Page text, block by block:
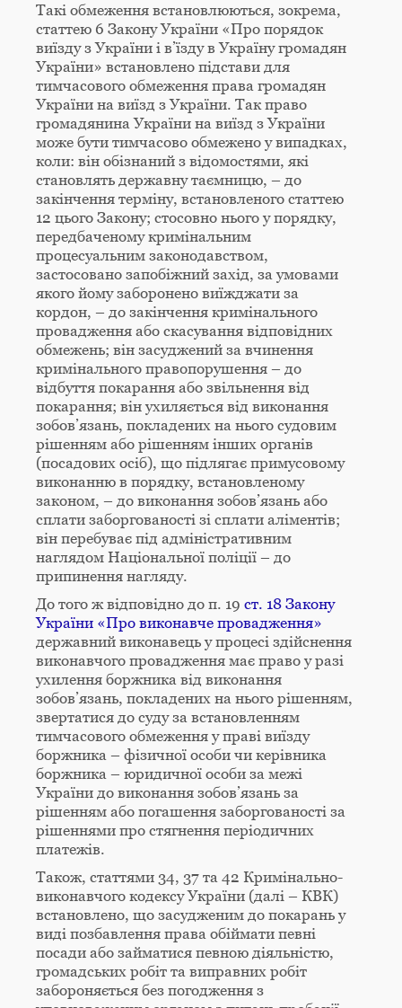
Такі обмеження встановлюються, зокрема,
статтею 6 Закону України «Про порядок
виїзду з України і в’їзду в Україну громадян
України» встановлено підстави для
тимчасового обмеження права громадян
України на виїзд з України. Так право
громадянина України на виїзд з України
може бути тимчасово обмежено у випадках,
коли: він обізнаний з відомостями, які
становлять державну таємницю, – до
закінчення терміну, встановленого статтею
12 цього Закону; стосовно нього у порядку,
передбаченому кримінальним
процесуальним законодавством,
застосовано запобіжний захід, за умовами
якого йому заборонено виїжджати за
кордон, – до закінчення кримінального
провадження або скасування відповідних
обмежень; він засуджений за вчинення
кримінального правопорушення – до
відбуття покарання або звільнення від
покарання; він ухиляється від виконання
зобов’язань, покладених на нього судовим
рішенням або рішенням інших органів
(посадових осіб), що підлягає примусовому
виконанню в порядку, встановленому
законом, – до виконання зобов’язань або
сплати заборгованості зі сплати аліментів;
він перебуває під адміністративним
наглядом Національної поліції – до
припинення нагляду.
До того ж відповідно до п. 19 ст. 18 Закону
України «Про виконавче провадження»
державний виконавець у процесі здійснення
виконавчого провадження має право у разі
ухилення боржника від виконання
зобов’язань, покладених на нього рішенням,
звертатися до суду за встановленням
тимчасового обмеження у праві виїзду
боржника – фізичної особи чи керівника
боржника – юридичної особи за межі
України до виконання зобов’язань за
рішенням або погашення заборгованості за
рішеннями про стягнення періодичних
платежів.
Також, статтями 34, 37 та 42 Кримінально-
виконавчого кодексу України (далі – КВК)
встановлено, що засудженим до покарань у
виді позбавлення права обіймати певні
посади або займатися певною діяльністю,
громадських робіт та виправних робіт
забороняється без погодження з